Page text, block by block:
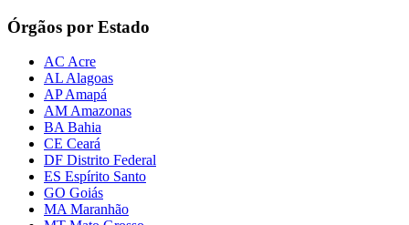
Órgãos por Estado
AC Acre
AL Alagoas
AP Amapá
AM Amazonas
BA Bahia
CE Ceará
DF Distrito Federal
ES Espírito Santo
GO Goiás
MA Maranhão